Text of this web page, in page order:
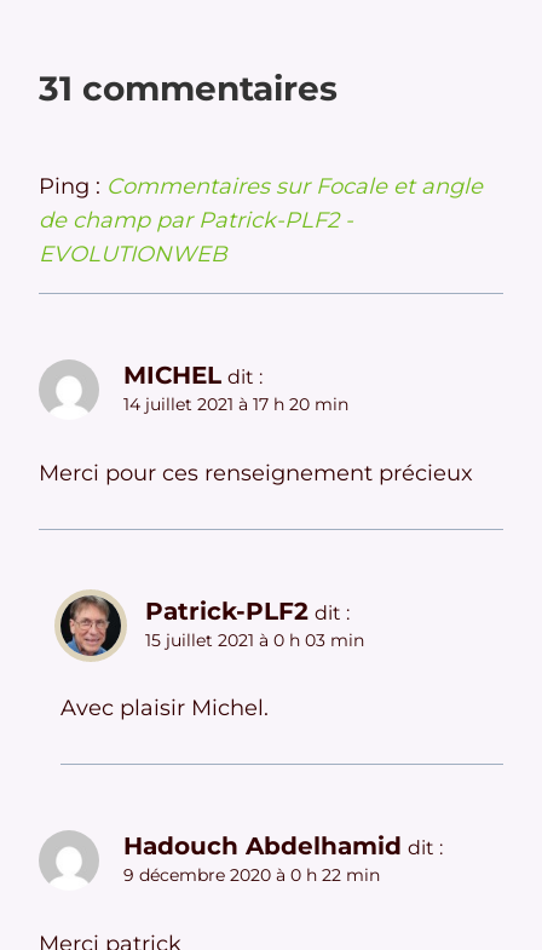
31 commentaires
Ping : Commentaires sur Focale et angle
de champ par Patrick-PLF2 -
EVOLUTIONWEB
MICHEL dit :
14 juillet 2021 à 17 h 20 min
Merci pour ces renseignement précieux
Patrick-PLF2 dit :
15 juillet 2021 à 0 h 03 min
Avec plaisir Michel.
Hadouch Abdelhamid dit :
9 décembre 2020 à 0 h 22 min
Merci patrick